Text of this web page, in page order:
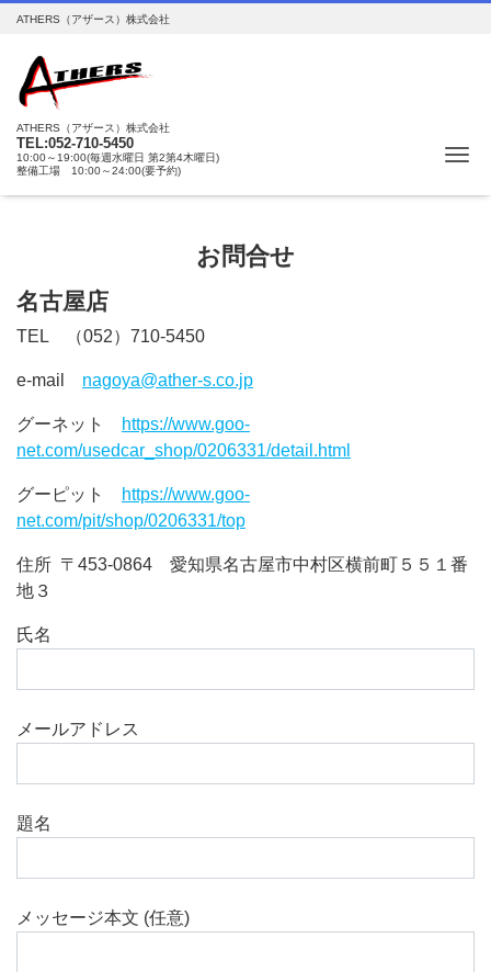
ATHERS（アザース）株式会社
ATHERS（アザース）株式会社
TEL:052-710-5450
10:00～19:00(毎週水曜日 第2第4木曜日)
整備工場 10:00～24:00(要予約)
お問合せ
名古屋店
TEL （052）710-5450
e-mail nagoya@ather-s.co.jp
グーネット
https://www.goo-
net.com/usedcar_shop/0206331/detail.html
グーピット
https://www.goo-
net.com/pit/shop/0206331/top
住所 〒453-0864 愛知県名古屋市中村区横前町５５１番
地３
氏名
メールアドレス
題名
メッセージ本文 (任意)